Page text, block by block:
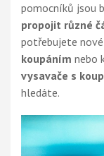
pomocníků jsou
propojit různé
potřebujete
koupáním nebo
vysavače s
hledáte.